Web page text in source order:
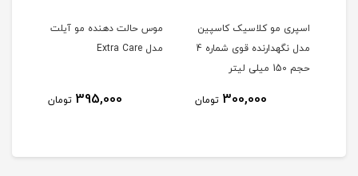
اسپری مو کلاسیک کاسپین
مدل نگهدارنده قوی شماره 4
حجم 150 میلی لیتر
300,000 تومان
موس حالت دهنده مو آیلت
مدل Extra Care
395,000 تومان